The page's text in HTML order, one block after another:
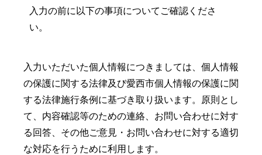
入力の前に以下の事項についてご確認くださ
い。
入力いただいた個人情報につきましては、個人情報
の保護に関する法律及び愛西市個人情報の保護に関
する法律施行条例に基づき取り扱います。原則とし
て、内容確認等のための連絡、お問い合わせに対す
る回答、その他ご意見・お問い合わせに対する適切
な対応を行うために利用します。